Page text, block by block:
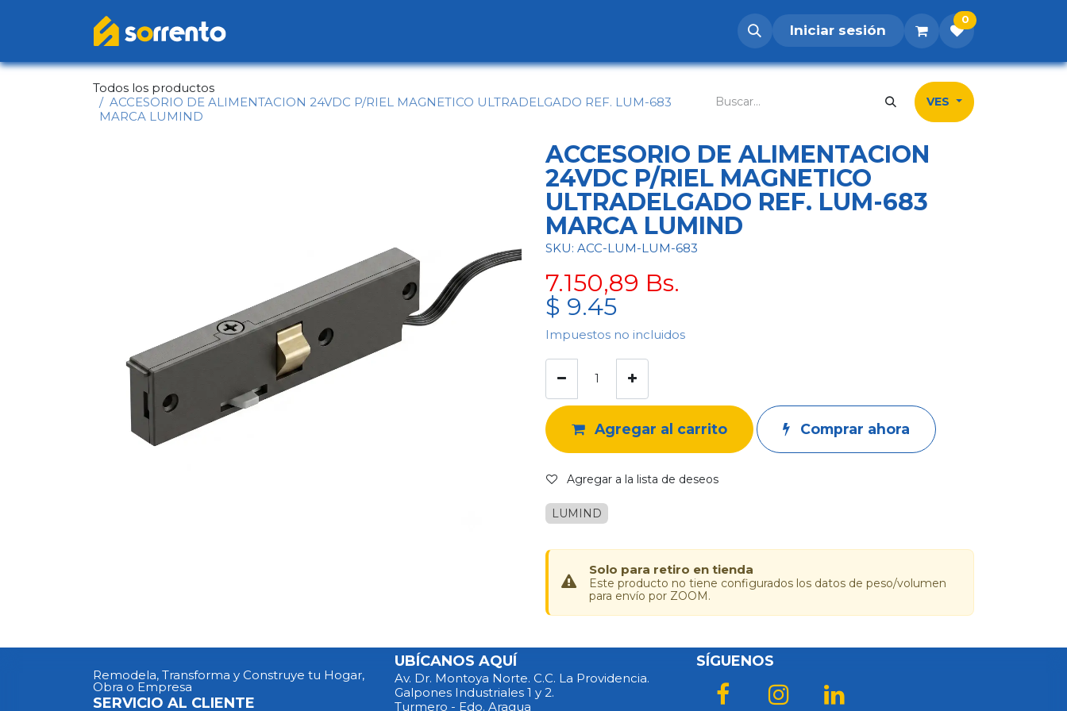
Postúlate Inicio Tienda
Iniciar sesión
0
Todos los productos
ACCESORIO DE ALIMENTACION 24VDC P/RIEL MAGNETICO ULTRADELGADO REF. LUM-683
MARCA LUMIND
VES
ACCESORIO DE ALIMENTACION
24VDC P/RIEL MAGNETICO
ULTRADELGADO REF. LUM-683
MARCA LUMIND
SKU: ACC-LUM-LUM-683
7.150,89 Bs.
$ 9.45
Impuestos no incluidos
Agregar al carrito Comprar ahora
Agregar a la lista de deseos
LUMIND
Solo para retiro en tienda
Este producto no tiene configurados los datos de peso/volumen
para envío por ZOOM.
Remodela, Transforma y Construye tu Hogar,
Obra o Empresa
SERVICIO AL CLIENTE
UBÍCANOS AQUÍ
Av. Dr. Montoya Norte. C.C. La Providencia.
Galpones Industriales 1 y 2.
Turmero - Edo. Aragua
SÍGUENOS